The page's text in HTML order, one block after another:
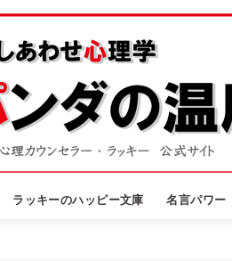
ラッキーのハッピー文庫 名言パワー